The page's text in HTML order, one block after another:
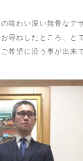
味わい深い無骨なデ
尋ねしたところ、と
希望に沿う事が出来